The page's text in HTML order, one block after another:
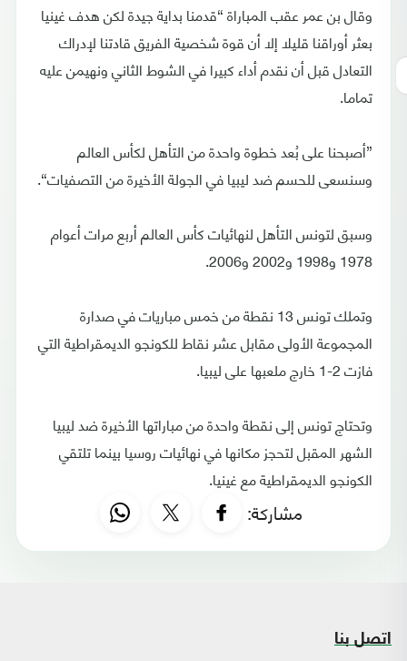
وقال بن عمر عقب المباراة “قدمنا بداية جيدة لكن هدف غينيا
بعثر أوراقنا قليلا إلا أن قوة شخصية الفريق قادتنا لإدراك
التعادل قبل أن نقدم أداء كبيرا في الشوط الثاني ونهيمن عليه
تماما.
”أصبحنا على بُعد خطوة واحدة من التأهل لكأس العالم
وسنسعى للحسم ضد ليبيا في الجولة الأخيرة من التصفيات“.
وسبق لتونس التأهل لنهائيات كأس العالم أربع مرات أعوام
1978 و1998 و2002 و2006.
وتملك تونس 13 نقطة من خمس مباريات في صدارة
المجموعة الأولى مقابل عشر نقاط للكونجو الديمقراطية التي
فازت 2-1 خارج ملعبها على ليبيا.
وتحتاج تونس إلى نقطة واحدة من مباراتها الأخيرة ضد ليبيا
الشهر المقبل لتحجز مكانها في نهائيات روسيا بينما تلتقي
الكونجو الديمقراطية مع غينيا.
مشاركة:
اتصل بنا